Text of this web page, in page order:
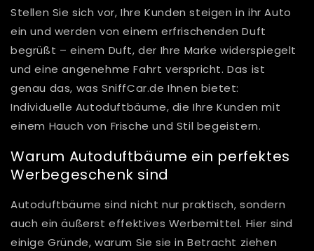
Stellen Sie sich vor, Ihre Kunden steigen in ihr Auto
ein und werden von einem erfrischenden Duft
begrüßt – einem Duft, der Ihre Marke widerspiegelt
und eine angenehme Fahrt verspricht. Das ist
genau das, was SniffCar.de Ihnen bietet:
Individuelle Autoduftbäume, die Ihre Kunden mit
einem Hauch von Frische und Stil begeistern.
Warum Autoduftbäume ein perfektes
Werbegeschenk sind
Autoduftbäume sind nicht nur praktisch, sondern
auch ein äußerst effektives Werbemittel. Hier sind
einige Gründe, warum Sie sie in Betracht ziehen